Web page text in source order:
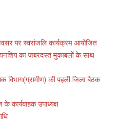
पर स्वरांजलि कार्यक्रम आयोजित
का जबरदस्त मुकाबलों के साथ
की पहली जिला बैठक
कार्यवाहक उपाध्यक्ष